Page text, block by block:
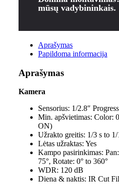
mūsų vadybininkais.
Aprašymas
Papildoma informacija
Aprašymas
Kamera
Sensorius: 1/2.8″
Min. apšvietimas: Color:
ON)
Užrakto greitis: 1/3 s to
Lėtas užraktas: Yes
Kampo pasirinkimas:
75°, Rotate: 0° to 360°
WDR: 120 dB
Diena & naktis: IR Cut